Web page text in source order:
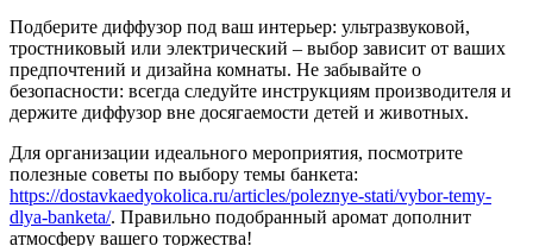
Подберите диффузор под ваш интерьер: ультразвуковой,
тростниковый или электрический – выбор зависит от ваших
предпочтений и дизайна комнаты. Не забывайте о
безопасности: всегда следуйте инструкциям производителя и
держите диффузор вне досягаемости детей и животных.
Для организации идеального мероприятия, посмотрите
полезные советы по выбору темы банкета:
https://dostavkaedyokolica.ru/articles/poleznye-stati/vybor-temy-
dlya-banketa/. Правильно подобранный аромат дополнит
атмосферу вашего торжества!